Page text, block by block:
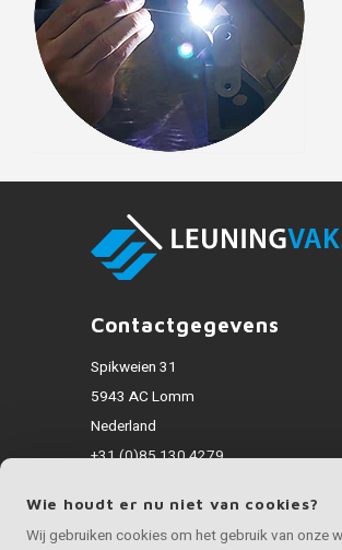
Contactgegevens
Spikweien 31
5943 AC Lomm
Nederland
+31 (0)85 130 4279
Alle bedragen zijn incl. BTW
Wie houdt er nu niet van cookies?
Wij gebruiken cookies om het gebruik van